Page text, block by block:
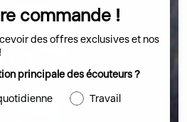
commande !
des offres exclusives et nos
principale des écouteurs ?
Travail